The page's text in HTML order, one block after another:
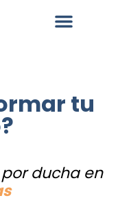
tu
ducha en